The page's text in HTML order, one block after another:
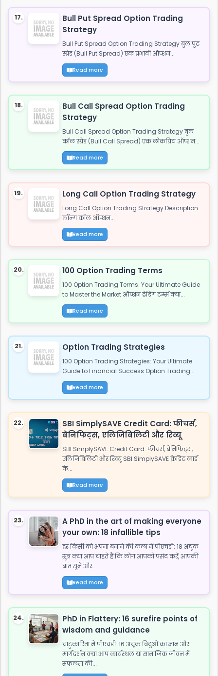
17.
Bull Put Spread Option Trading
Strategy
Bull Put Spread Option Trading Strategy बुल पुट
स्प्रेड (Bull Put Spread) एक प्रभावी ऑप्शन...
Read more
18.
Bull Call Spread Option Trading
Strategy
Bull Call Spread Option Trading Strategy बुल
कॉल स्प्रेड (Bull Call Spread) एक लोकप्रिय ऑप्शन...
Read more
19. Long Call Option Trading Strategy
Long Call Option Trading Strategy Description
लॉन्ग कॉल ऑप्शन...
Read more
20. 100 Option Trading Terms
100 Option Trading Terms: Your Ultimate Guide
to Master the Market ऑप्शन ट्रेडिंग टर्म्स क्या...
Read more
21. Option Trading Strategies
100 Option Trading Strategies: Your Ultimate
Guide to Financial Success Option Trading...
Read more
22.
SBI SimplySAVE Credit Card: फीचर्स,
बेनिफिट्स, एलिजिबिलिटी और रिव्यू
SBI SimplySAVE Credit Card: फीचर्स, बेनिफिट्स,
एलिजिबिलिटी और रिव्यू SBI SimplySAVE क्रेडिट कार्ड
के...
Read more
23.
A PhD in the art of making everyone
your own: 18 infallible tips
हर किसी को अपना बनाने की कला में पीएचडी: 18 अचूक
सूत्र क्या आप चाहते हैं कि लोग आपको पसंद करें, आपकी
बात सुनें और...
Read more
24.
PhD in Flattery: 16 surefire points of
wisdom and guidance
चाटुकारिता में पीएचडी: 16 अचूक बिंदुओं का ज्ञान और
मार्गदर्शन क्या आप कार्यस्थल या सामाजिक जीवन में
सफलता की...